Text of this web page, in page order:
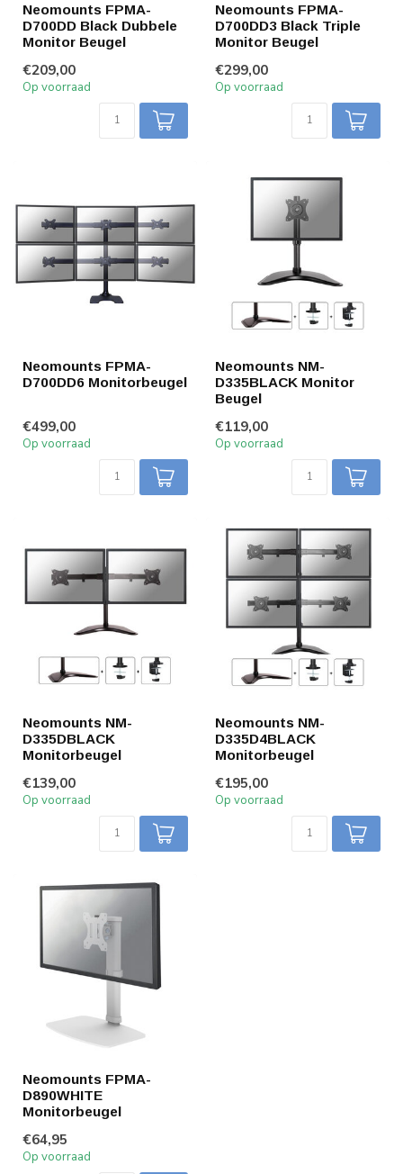
Neomounts FPMA-
D700DD Black Dubbele
Monitor Beugel
€209,00
Op voorraad
Neomounts FPMA-
D700DD3 Black Triple
Monitor Beugel
€299,00
Op voorraad
Neomounts FPMA-
D700DD6 Monitorbeugel
€499,00
Op voorraad
Neomounts NM-
D335BLACK Monitor
Beugel
€119,00
Op voorraad
Neomounts NM-
D335DBLACK
Monitorbeugel
€139,00
Op voorraad
Neomounts NM-
D335D4BLACK
Monitorbeugel
€195,00
Op voorraad
Neomounts FPMA-
D890WHITE
Monitorbeugel
€64,95
Op voorraad